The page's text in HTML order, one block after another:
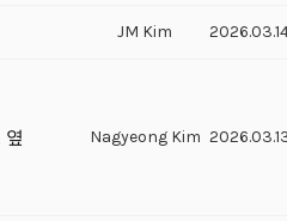
JM Kim
Nagyeong Kim